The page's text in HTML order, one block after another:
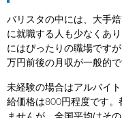
バリスタの中には、大手
に就職する人も少なくあ
にはぴったりの職場です
万円前後の月収が一般的で
未経験の場合はアルバイ
給価格は800円程度です